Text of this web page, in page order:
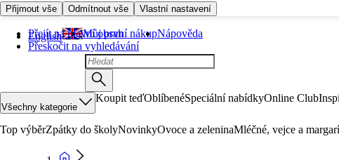
Přijmout vše Odmítnout vše Vlastní nastavení
Přejít na hlavní obsah
Přeskočit na vyhledávání
English Můj první nákupNápověda
Všechny kategorie
Koupit teďOblíbenéSpeciální nabídkyOnline Club
Top výběrZpátky do školyNovinkyOvoce a zeleninaMléčné, vejce a